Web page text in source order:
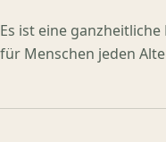
Es ist eine
für Menschen jeden